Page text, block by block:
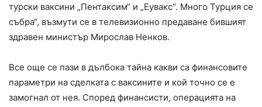
турски ваксини „Пентаксим“ и „Еувакс“. Много Турция се
събра“, възмути се в телевизионно предаване бившият
здравен министър Мирослав Ненков.
Все още се пази в дълбока тайна какви са финансовите
параметри на сделката с ваксините и кой точно се е
замогнал от нея. Според финансисти, операцията на